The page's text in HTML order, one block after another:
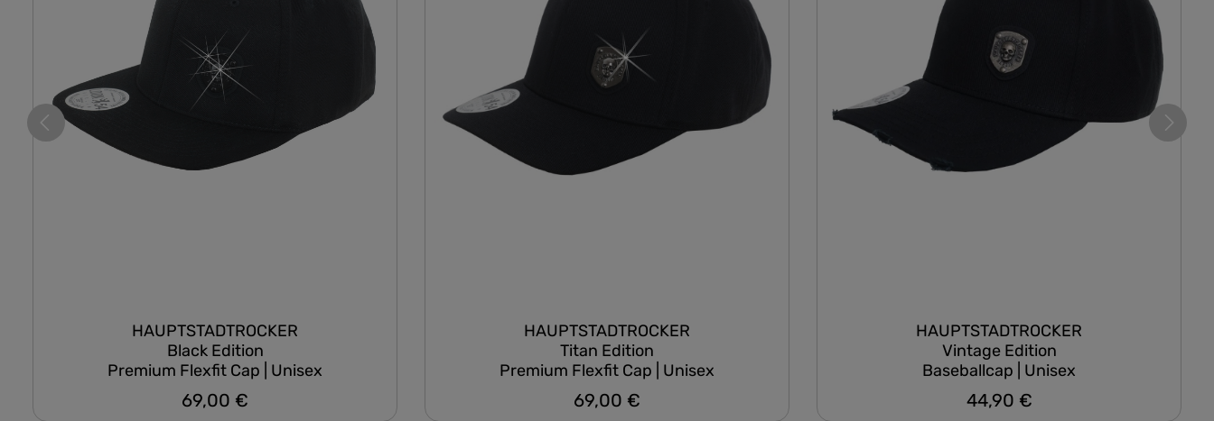
HAUPTSTADTROCKER
Black Edition
Premium Flexfit Cap | Unisex
Regulärer Preis:
69,00 €
HAUPTSTADTROCKER
Titan Edition
Premium Flexfit Cap | Unisex
Regulärer Preis:
69,00 €
HAUPTSTADTROCKER
Vintage Edition
Baseballcap | Unisex
Regulärer Preis:
44,90 €